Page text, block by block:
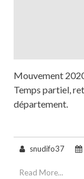
Mouvement
Temps partiel,
département.
snudifo37
Read More...